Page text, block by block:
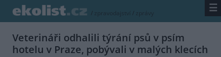
/ zpravodajství / zprávy ☰
Veterináři odhalili týrání psů v psím
hotelu v Praze, pobývali v malých klecích